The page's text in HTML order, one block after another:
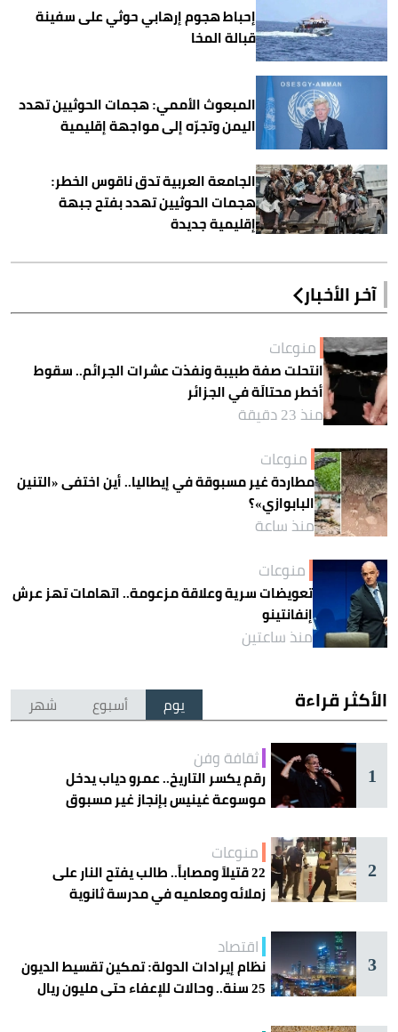
إحباط هجوم إرهابي حوثي على سفينة
قبالة المخا
المبعوث الأممي: هجمات الحوثيين تهدد
اليمن وتجرّه إلى مواجهة إقليمية
الجامعة العربية تدق ناقوس الخطر:
هجمات الحوثيين تهدد بفتح جبهة
إقليمية جديدة
آخر الأخبار
منوعات
انتحلت صفة طبيبة ونفذت عشرات الجرائم.. سقوط
أخطر محتالَة في الجزائر
منذ 23 دقيقة
منوعات
مطاردة غير مسبوقة في إيطاليا.. أين اختفى «التنين
البابوازي»؟
منذ ساعة
منوعات
تعويضات سرية وعلاقة مزعومة.. اتهامات تهز عرش
إنفانتينو
منذ ساعتين
الأكثر قراءة يوم أسبوع شهر
1
ثقافة وفن
رقم يكسر التاريخ.. عمرو دياب يدخل
موسوعة غينيس بإنجاز غير مسبوق
2
منوعات
22 قتيلاً ومصاباً.. طالب يفتح النار على
زملائه ومعلميه في مدرسة ثانوية
3
اقتصاد
نظام إيرادات الدولة: تمكين تقسيط الديون
25 سنة.. وحالات للإعفاء حتى مليون ريال